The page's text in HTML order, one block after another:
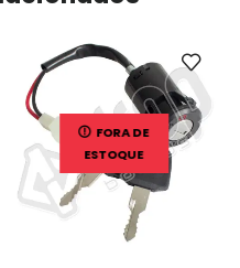
FORA DE
ESTOQUE